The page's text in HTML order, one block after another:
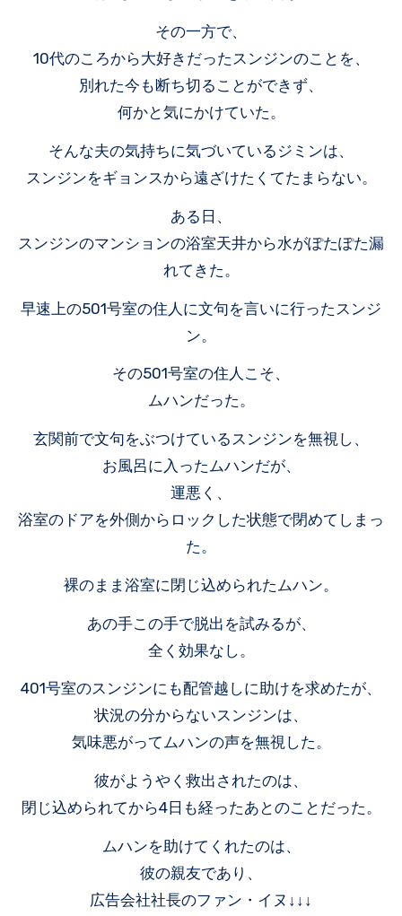
その一方で、
10代のころから大好きだったスンジンのことを、
別れた今も断ち切ることができず、
何かと気にかけていた。
そんな夫の気持ちに気づいているジミンは、
スンジンをギョンスから遠ざけたくてたまらない。
ある日、
スンジンのマンションの浴室天井から水がぽたぽた漏
れてきた。
早速上の501号室の住人に文句を言いに行ったスンジ
ン。
その501号室の住人こそ、
ムハンだった。
玄関前で文句をぶつけているスンジンを無視し、
お風呂に入ったムハンだが、
運悪く、
浴室のドアを外側からロックした状態で閉めてしまっ
た。
裸のまま浴室に閉じ込められたムハン。
あの手この手で脱出を試みるが、
全く効果なし。
401号室のスンジンにも配管越しに助けを求めたが、
状況の分からないスンジンは、
気味悪がってムハンの声を無視した。
彼がようやく救出されたのは、
閉じ込められてから4日も経ったあとのことだった。
ムハンを助けてくれたのは、
彼の親友であり、
広告会社社長のファン・イヌ↓↓↓